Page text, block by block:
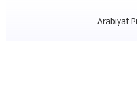
Arabiyat